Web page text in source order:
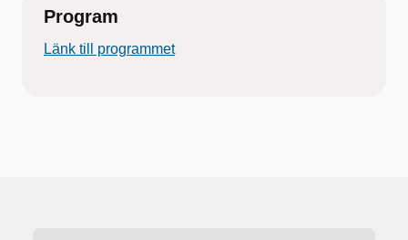
Program
Länk till programmet